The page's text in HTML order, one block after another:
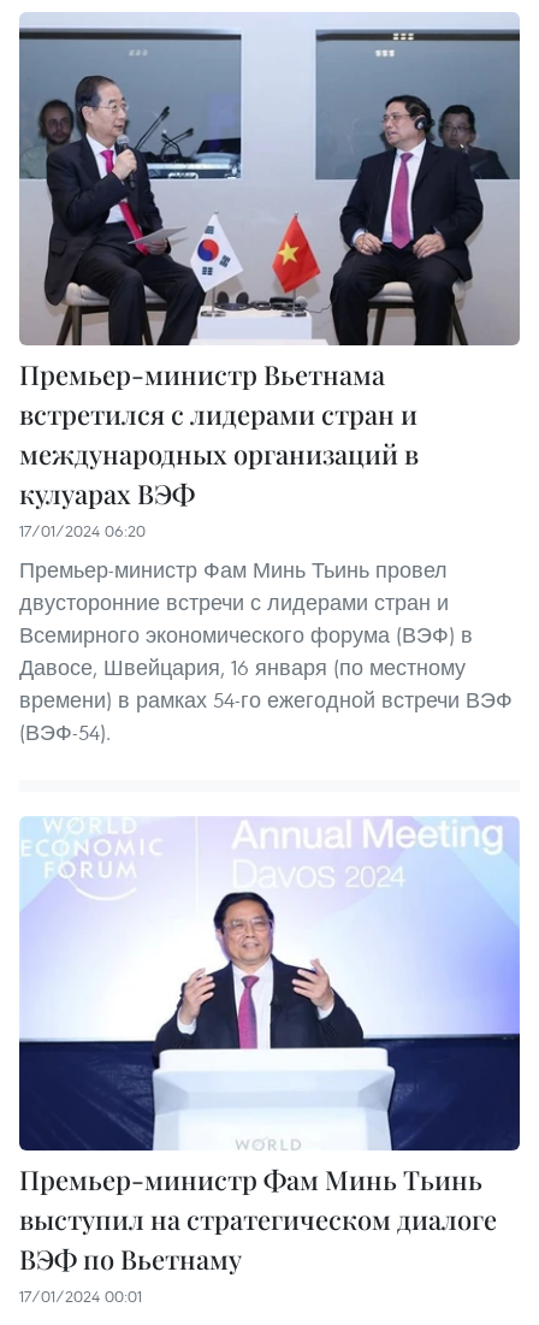
Премьер-министр Вьетнама
встретился с лидерами стран и
международных организаций в
кулуарах ВЭФ
17/01/2024 06:20
Премьер-министр Фам Минь Тьинь провел
двусторонние встречи с лидерами стран и
Всемирного экономического форума (ВЭФ) в
Давосе, Швейцария, 16 января (по местному
времени) в рамках 54-го ежегодной встречи ВЭФ
(ВЭФ-54).
Премьер-министр Фам Минь Тьинь
выступил на стратегическом диалоге
ВЭФ по Вьетнаму
17/01/2024 00:01